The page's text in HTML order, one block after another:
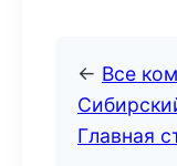
← Все
Главная